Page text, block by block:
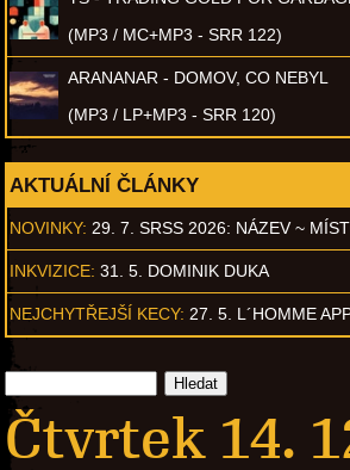
(MP3 / MC+MP3 - SRR 122)
ARANANAR - DOMOV, CO NEBYL
(MP3 / LP+MP3 - SRR 120)
AKTUÁLNÍ ČLÁNKY
NOVINKY: 29. 7. SRSS 2026: NÁZEV ~
INKVIZICE: 31. 5. DOMINIK DUKA
NEJCHYTŘEJŠÍ KECY: 27. 5. L´HOMME
Čtvrtek 14.